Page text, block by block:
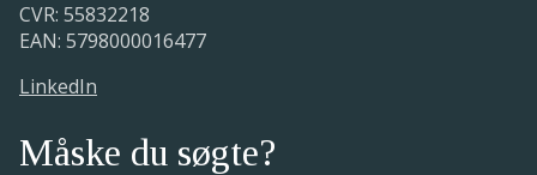
CVR: 55832218
EAN: 5798000016477
LinkedIn
Måske du søgte?